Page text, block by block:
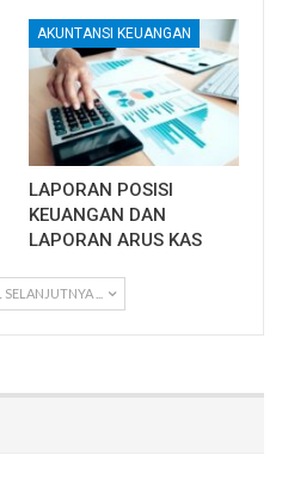
AKUNTANSI KEUANGAN
LAPORAN POSISI
KEUANGAN DAN
LAPORAN ARUS KAS
...